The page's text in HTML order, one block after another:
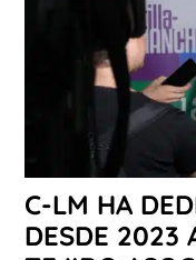
C-LM HA
DESDE 2023